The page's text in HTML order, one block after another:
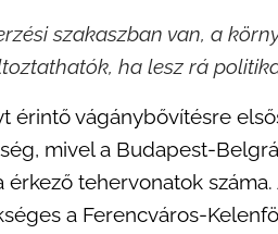
szakaszban van, a
ha lesz rá
érintő vágánybővítésre
mivel a Budapest-
tehervonatok
a Ferencváros-